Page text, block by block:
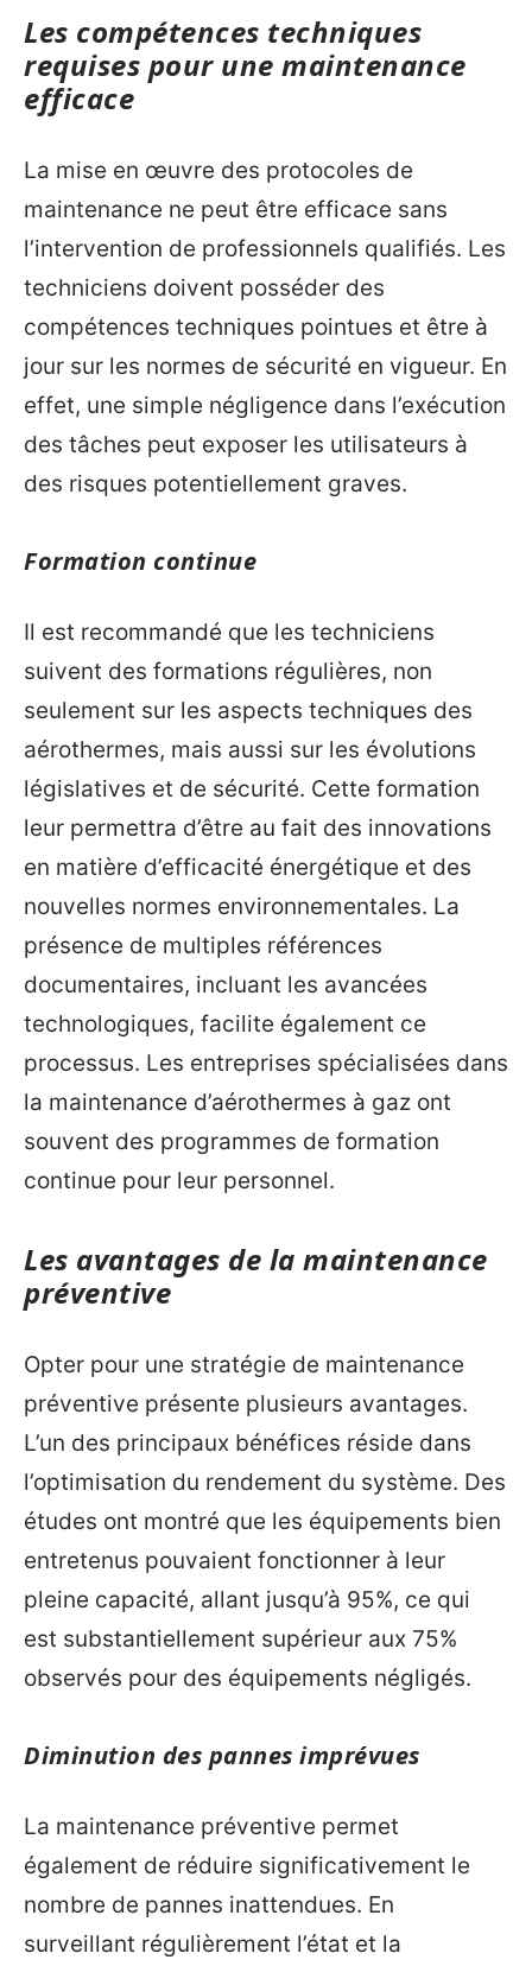
Les compétences techniques
requises pour une maintenance
efficace
La mise en œuvre des protocoles de
maintenance ne peut être efficace sans
l’intervention de professionnels qualifiés. Les
techniciens doivent posséder des
compétences techniques pointues et être à
jour sur les normes de sécurité en vigueur. En
effet, une simple négligence dans l’exécution
des tâches peut exposer les utilisateurs à
des risques potentiellement graves.
Formation continue
Il est recommandé que les techniciens
suivent des formations régulières, non
seulement sur les aspects techniques des
aérothermes, mais aussi sur les évolutions
législatives et de sécurité. Cette formation
leur permettra d’être au fait des innovations
en matière d’efficacité énergétique et des
nouvelles normes environnementales. La
présence de multiples références
documentaires, incluant les avancées
technologiques, facilite également ce
processus. Les entreprises spécialisées dans
la maintenance d’aérothermes à gaz ont
souvent des programmes de formation
continue pour leur personnel.
Les avantages de la maintenance
préventive
Opter pour une stratégie de maintenance
préventive présente plusieurs avantages.
L’un des principaux bénéfices réside dans
l’optimisation du rendement du système. Des
études ont montré que les équipements bien
entretenus pouvaient fonctionner à leur
pleine capacité, allant jusqu’à 95%, ce qui
est substantiellement supérieur aux 75%
observés pour des équipements négligés.
Diminution des pannes imprévues
La maintenance préventive permet
également de réduire significativement le
nombre de pannes inattendues. En
surveillant régulièrement l’état et la